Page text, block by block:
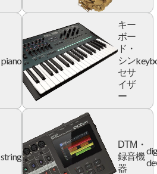
piano
キー
ボー
ド・
シン
セサ
イザ
ー
string
DTM・
録音機
器